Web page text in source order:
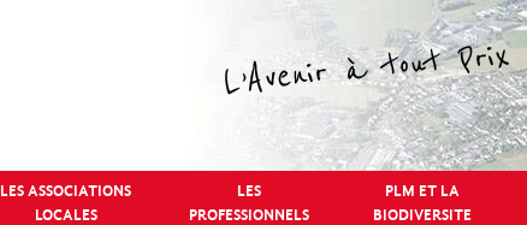
LES ASSOCIATIONS
LOCALES
LES
PROFESSIONNELS
PLM ET LA
BIODIVERSITE